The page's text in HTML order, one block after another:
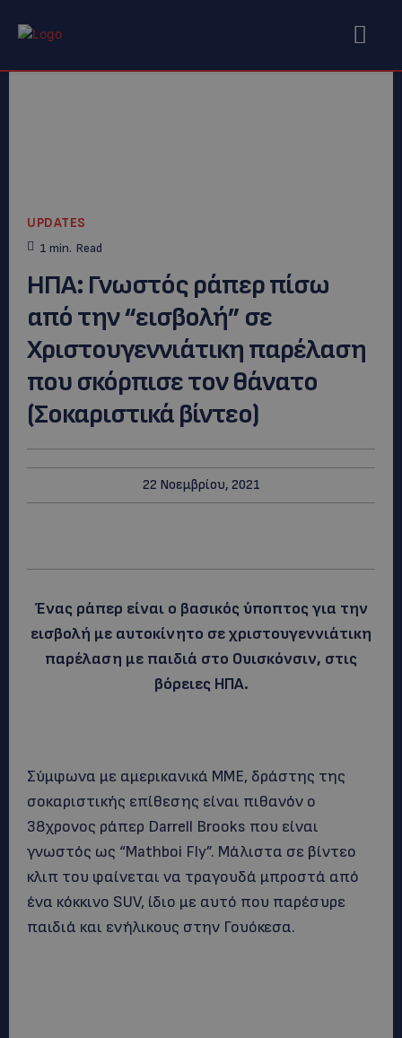
UPDATES
1 min. Read
HΠΑ: Γνωστός ράπερ πίσω
από την “εισβολή” σε
Χριστουγεννιάτικη παρέλαση
που σκόρπισε τον θάνατο
(Σοκαριστικά βίντεο)
22 Νοεμβρίου, 2021
Ένας ράπερ είναι ο βασικός ύποπτος για την
εισβολή με αυτοκίνητο σε χριστουγεννιάτικη
παρέλαση με παιδιά στο Ουισκόνσιν, στις
βόρειες ΗΠΑ.
Σύμφωνα με αμερικανικά ΜΜΕ, δράστης της
σοκαριστικής επίθεσης είναι πιθανόν ο
38χρονος ράπερ Darrell Brooks που είναι
γνωστός ως “Mathboi Fly”. Μάλιστα σε βίντεο
κλιπ του φαίνεται να τραγουδά μπροστά από
ένα κόκκινο SUV, ίδιο με αυτό που παρέσυρε
παιδιά και ενήλικους στην Γουόκεσα.